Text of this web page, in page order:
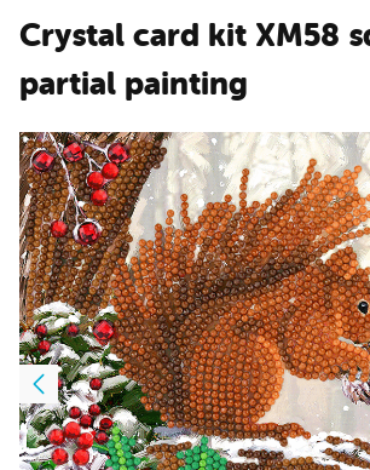
Crystal card kit XM58
partial painting